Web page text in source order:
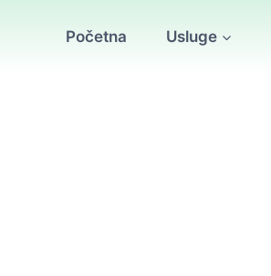
Početna Usluge